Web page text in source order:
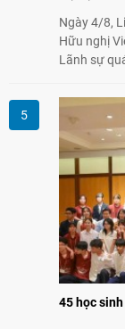
Ngày 4/8,
Hữu nghị
Lãnh sự
Việt Nam -
của giao
hoạt động
nghệ thuật
Thái Lan -
45 học